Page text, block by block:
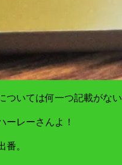
ついては何一つ記載がな
ーレーさんよ！
。